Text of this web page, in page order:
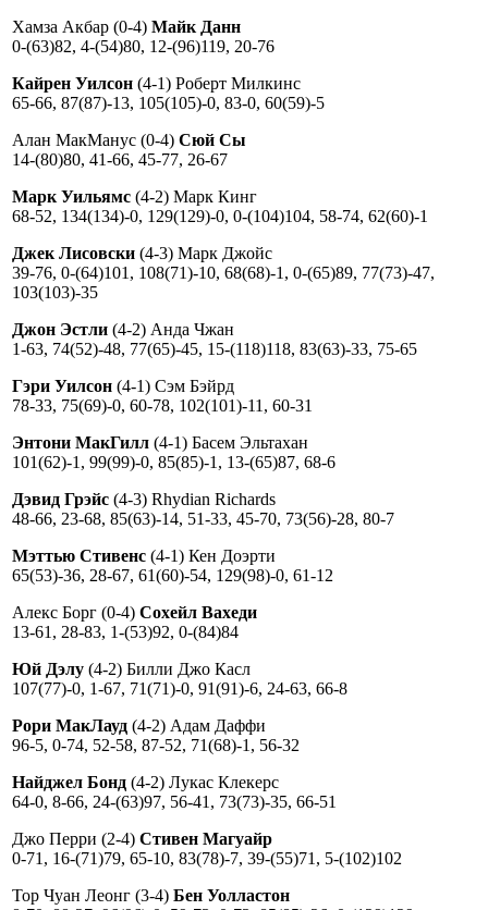
Хамза Акбар (0-4) Майк Данн
0-(63)82, 4-(54)80, 12-(96)119, 20-76
Кайрен Уилсон (4-1) Роберт Милкинс
65-66, 87(87)-13, 105(105)-0, 83-0, 60(59)-5
Алан МакМанус (0-4) Сюй Сы
14-(80)80, 41-66, 45-77, 26-67
Марк Уильямс (4-2) Марк Кинг
68-52, 134(134)-0, 129(129)-0, 0-(104)104, 58-74, 62(60)-1
Джек Лисовски (4-3) Марк Джойс
39-76, 0-(64)101, 108(71)-10, 68(68)-1, 0-(65)89, 77(73)-47,
103(103)-35
Джон Эстли (4-2) Анда Чжан
1-63, 74(52)-48, 77(65)-45, 15-(118)118, 83(63)-33, 75-65
Гэри Уилсон (4-1) Сэм Бэйрд
78-33, 75(69)-0, 60-78, 102(101)-11, 60-31
Энтони МакГилл (4-1) Басем Эльтахан
101(62)-1, 99(99)-0, 85(85)-1, 13-(65)87, 68-6
Дэвид Грэйс (4-3) Rhydian Richards
48-66, 23-68, 85(63)-14, 51-33, 45-70, 73(56)-28, 80-7
Мэттью Стивенс (4-1) Кен Доэрти
65(53)-36, 28-67, 61(60)-54, 129(98)-0, 61-12
Алекс Борг (0-4) Сохейл Вахеди
13-61, 28-83, 1-(53)92, 0-(84)84
Юй Дэлу (4-2) Билли Джо Касл
107(77)-0, 1-67, 71(71)-0, 91(91)-6, 24-63, 66-8
Рори МакЛауд (4-2) Адам Даффи
96-5, 0-74, 52-58, 87-52, 71(68)-1, 56-32
Найджел Бонд (4-2) Лукас Клекерс
64-0, 8-66, 24-(63)97, 56-41, 73(73)-35, 66-51
Джо Перри (2-4) Стивен Магуайр
0-71, 16-(71)79, 65-10, 83(78)-7, 39-(55)71, 5-(102)102
Тор Чуан Леонг (3-4) Бен Уолластон